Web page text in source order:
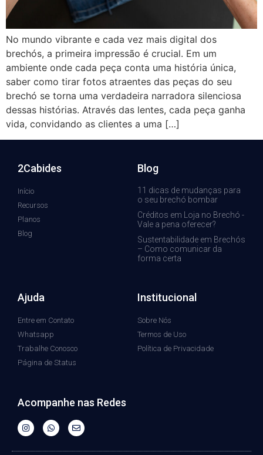
No mundo vibrante e cada vez mais digital dos
brechós, a primeira impressão é crucial. Em um
ambiente onde cada peça conta uma história única,
saber como tirar fotos atraentes das peças do seu
brechó se torna uma verdadeira narradora silenciosa
dessas histórias. Através das lentes, cada peça ganha
vida, convidando as clientes a uma […]
2Cabides
Início
Recursos
Planos
Blog
Blog
11 dicas de mudanças para
o seu brechó bombar
Créditos em Loja no Brechó -
Vale a pena oferecer?
Sustentabilidade em Brechós
– Como comunicar da
forma certa
Ajuda
Entre em Contato
Whatsapp
Trabalhe Conosco
Página de Status
Institucional
Sobre Nós
Termos de Uso
Política de Privacidade
Acompanhe nas Redes